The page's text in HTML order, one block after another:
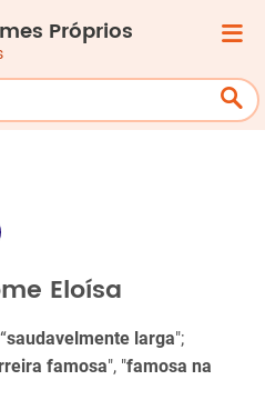
Próprios
Eloísa
saudavelmente larga";
famosa", "famosa na